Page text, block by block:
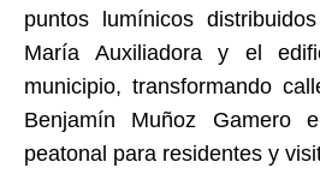
puntos lumínicos
María Auxiliadora y el
municipio, transformando
Benjamín Muñoz Gamero
peatonal para residentes y